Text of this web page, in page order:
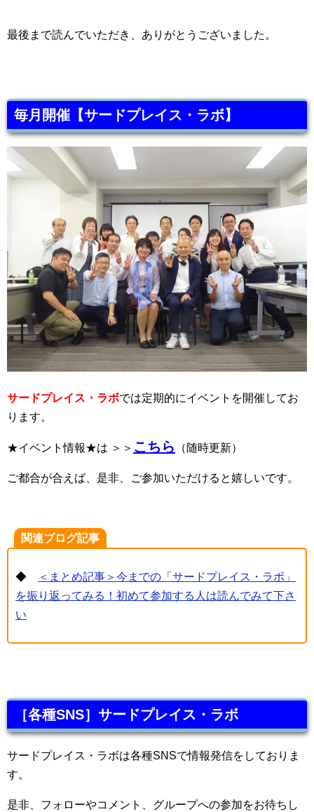
最後まで読んでいただき、ありがとうございました。
毎月開催【サードプレイス・ラボ】
サードプレイス・ラボでは定期的にイベントを開催してお
ります。
★イベント情報★は ＞＞ こちら （随時更新）
ご都合が合えば、是非、ご参加いただけると嬉しいです。
関連ブログ記事
◆
＜まとめ記事＞今までの「サードプレイス・ラボ」
を振り返ってみる！初めて参加する人は読んでみて下さ
い
［各種SNS］サードプレイス・ラボ
サードプレイス・ラボは各種SNSで情報発信をしておりま
す。
是非、フォローやコメント、グループへの参加をお待ちし